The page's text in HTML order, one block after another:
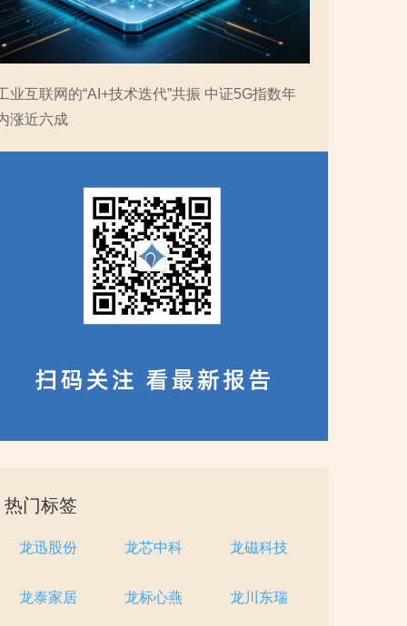
业互联网的“AI+技术迭代”共振 中证5G指数年
涨近六成
热门标签
龙迅股份 龙芯中科 龙磁科技
龙泰家居 龙标心燕 龙川东瑞